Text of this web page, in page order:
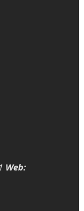
Web: